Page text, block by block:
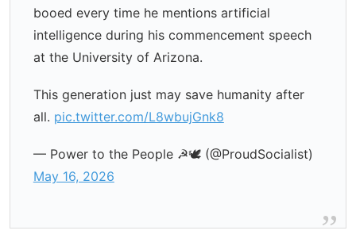
booed every time he mentions artificial
intelligence during his commencement speech
at the University of Arizona.
This generation just may save humanity after
all. pic.twitter.com/L8wbujGnk8
— Power to the People ☭🕊 (@ProudSocialist)
May 16, 2026